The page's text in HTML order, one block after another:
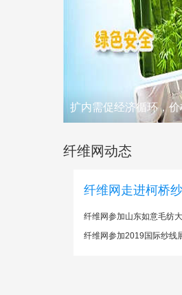
扩内需促经济循环，
纤维网动态
纤维网走进柯桥
纤维网参加山东如意毛纺
纤维网参加2019国际纱线